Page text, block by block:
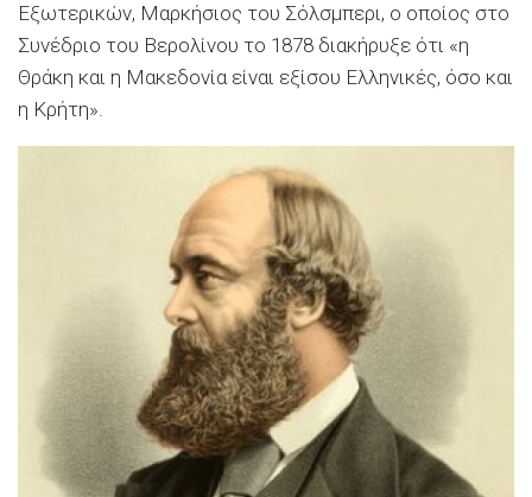
Εξωτερικών, Μαρκήσιος του Σόλσμπερι, ο οποίος στο
Συνέδριο του Βερολίνου το 1878 διακήρυξε ότι «η
Θράκη και η Μακεδονία είναι εξίσου Ελληνικές, όσο και
η Κρήτη».